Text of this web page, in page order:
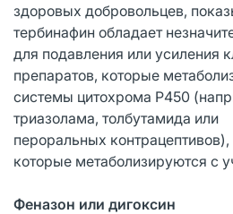
здоровых добровольцев,
тербинафин обладает
для подавления или усиления
препаратов, которые
системы цитохрома Р450
триазолама, толбутамида или
пероральных
которые метаболизируются с
Феназон или дигоксин